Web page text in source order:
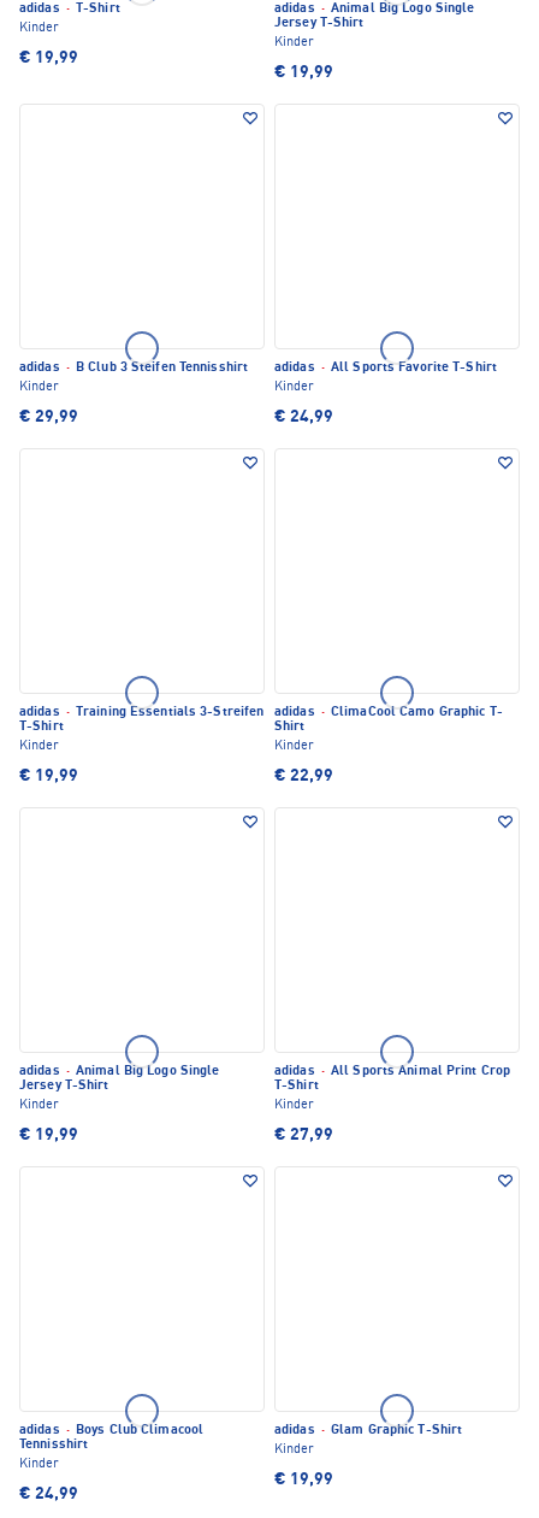
adidas ·
T-Shirt
Kinder
€ 19,99
adidas · Animal Big Logo Single
Jersey T-Shirt
Kinder
€ 19,99
adidas · B Club 3 Steifen Tennisshirt
Kinder
€ 29,99
adidas · All Sports Favorite T-Shirt
Kinder
€ 24,99
adidas ·
Training Essentials 3-Streifen
T-Shirt
Kinder
€ 19,99
adidas · ClimaCool Camo Graphic T-
Shirt
Kinder
€ 22,99
adidas · Animal Big Logo Single
Jersey T-Shirt
Kinder
€ 19,99
adidas · All Sports Animal Print Crop
T-Shirt
Kinder
€ 27,99
adidas · Boys Club Climacool
Tennisshirt
Kinder
€ 24,99
adidas · Glam Graphic T-Shirt
Kinder
€ 19,99